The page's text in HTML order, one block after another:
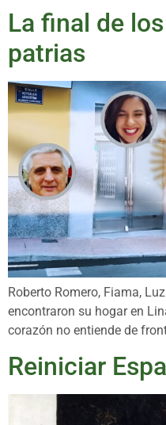
La final de
patrias
Roberto Romero, Fiama,
encontraron su hogar en
corazón no entiende de
Reiniciar